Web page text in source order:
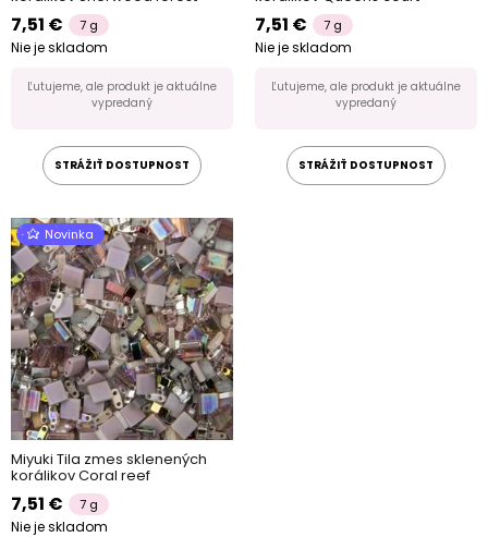
7,51 € 7 g
Nie je skladom
Ľutujeme, ale produkt je aktuálne
vypredaný
STRÁŽIŤ DOSTUPNOST
7,51 € 7 g
Nie je skladom
Ľutujeme, ale produkt je aktuálne
vypredaný
STRÁŽIŤ DOSTUPNOST
Novinka
Miyuki Tila zmes sklenených
korálikov Coral reef
7,51 € 7 g
Nie je skladom